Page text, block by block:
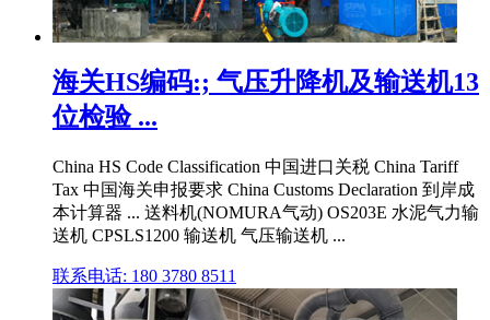
海关HS编码:; 气压升降机及输送机13
位检验 ...
China HS Code Classification 中国进口关税 China Tariff
Tax 中国海关申报要求 China Customs Declaration 到岸成
本计算器 ... 送料机(NOMURA气动) OS203E 水泥气力输
送机 CPSLS1200 输送机 气压输送机 ...
联系电话: 180 3780 8511